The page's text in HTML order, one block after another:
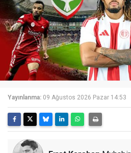
Yayınlanma: 09 Ağustos 2026 Pazar 14:53